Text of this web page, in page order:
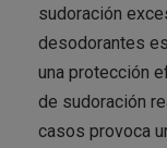
sudoración
desodorantes
una protección
de sudoración
casos provoca